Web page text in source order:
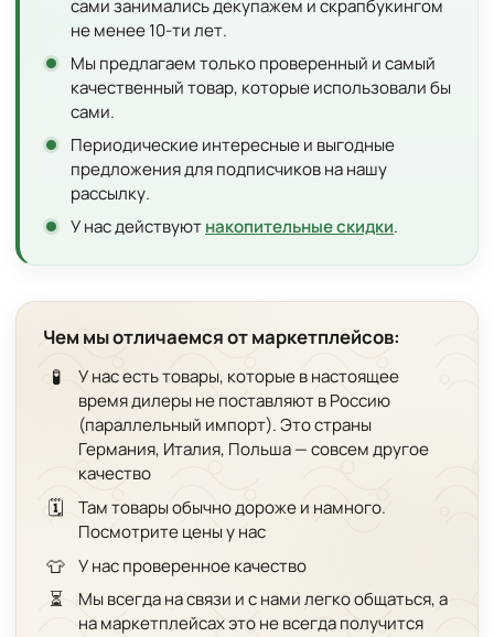
сами занимались декупажем и скрапбукингом
не менее 10-ти лет.
Мы предлагаем только проверенный и самый
качественный товар, которые использовали бы
сами.
Периодические интересные и выгодные
предложения для подписчиков на нашу
рассылку.
У нас действуютнакопительные скидки.
Чем мы отличаемся от маркетплейсов:
🧪
У нас есть товары, которые в настоящее
время дилеры не поставляют в Россию
(параллельный импорт). Это страны
Германия, Италия, Польша — совсем другое
качество
🗓️
Там товары обычно дороже и намного.
Посмотрите цены у нас
👕 У нас проверенное качество
⏳
Мы всегда на связи и с нами легко общаться, а
на маркетплейсах это не всегда получится